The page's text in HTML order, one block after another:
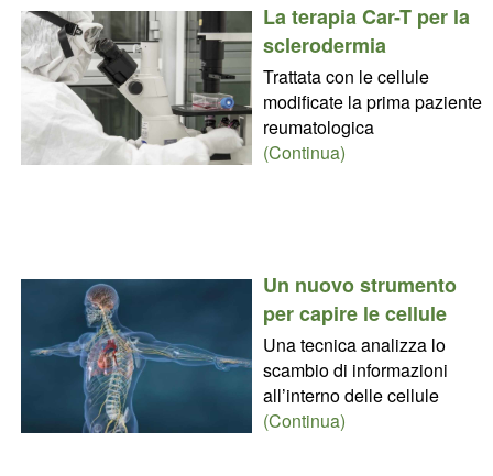
La terapia Car-T per la
sclerodermia
Trattata con le cellule
modificate la prima paziente
reumatologica
(Continua)
Un nuovo strumento
per capire le cellule
Una tecnica analizza lo
scambio di informazioni
all’interno delle cellule
(Continua)